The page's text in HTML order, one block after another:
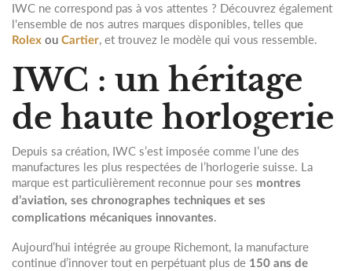
IWC ne correspond pas à vos attentes ? Découvrez également
l'ensemble de nos autres marques disponibles, telles que
Rolex ou Cartier, et trouvez le modèle qui vous ressemble.
IWC : un héritage
de haute horlogerie
Depuis sa création, IWC s’est imposée comme l’une des
manufactures les plus respectées de l’horlogerie suisse. La
marque est particulièrement reconnue pour ses montres
d’aviation, ses chronographes techniques et ses
complications mécaniques innovantes.
Aujourd’hui intégrée au groupe Richemont, la manufacture
continue d’innover tout en perpétuant plus de 150 ans de